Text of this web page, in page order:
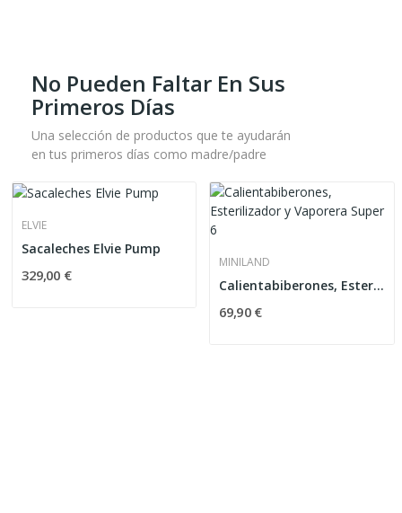
No Pueden Faltar En Sus
Primeros Días
Una selección de productos que te ayudarán
en tus primeros días como madre/padre
ELVIE
Sacaleches Elvie Pump
329,00 €
MINILAND
Calientabiberones, Esterilizador y Vaporera...
69,90 €